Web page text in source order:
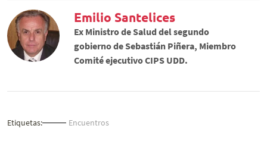
Emilio Santelices
Ex Ministro de Salud del segundo
gobierno de Sebastián Piñera, Miembro
Comité ejecutivo CIPS UDD.
Etiquetas: Encuentros